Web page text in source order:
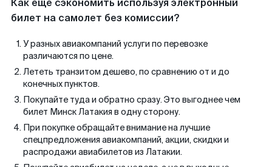
Как еще сэкономить используя электронный
билет на самолет без комиссии?
У разных авиакомпаний услуги по перевозке
различаются по цене.
Лететь транзитом дешево, по сравнению от и до
конечных пунктов.
Покупайте туда и обратно сразу. Это выгоднее чем
билет Минск Латакия в одну сторону.
При покупке обращайте внимание на лучшие
спецпредложения авиакомпаний, акции, скидки и
распродажи авиабилетов из Латакии.